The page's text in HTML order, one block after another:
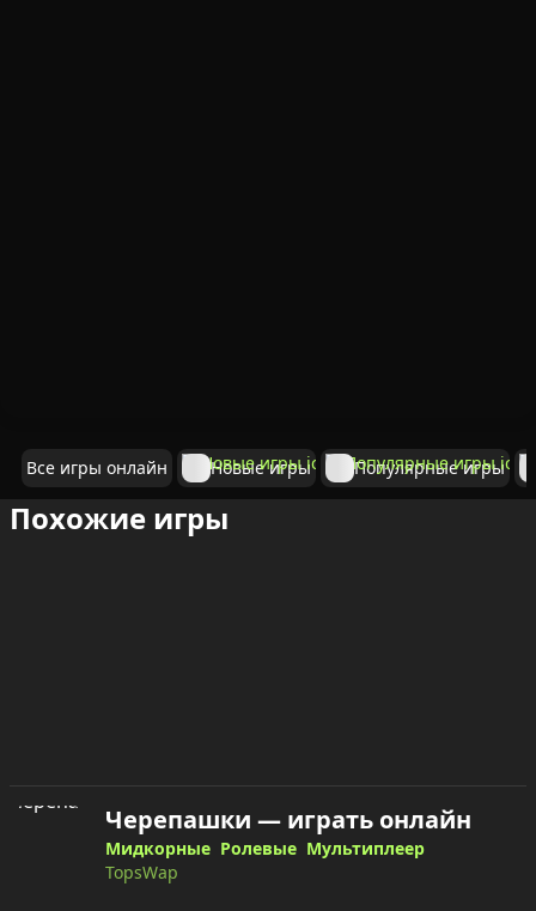
Все игры онлайн Новые игры Популярные игры
Похожие игры
Черепашки — играть онлайн
Мидкорные Ролевые Мультиплеер
TopsWap